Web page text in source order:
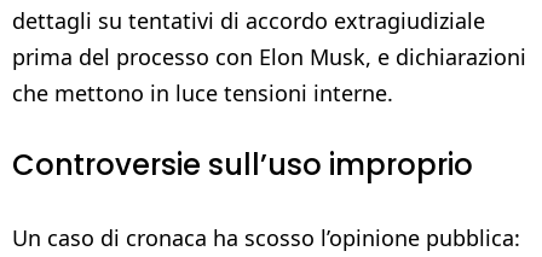
dettagli su tentativi di accordo extragiudiziale
prima del processo con Elon Musk, e dichiarazioni
che mettono in luce tensioni interne.
Controversie sull’uso improprio
Un caso di cronaca ha scosso l’opinione pubblica: